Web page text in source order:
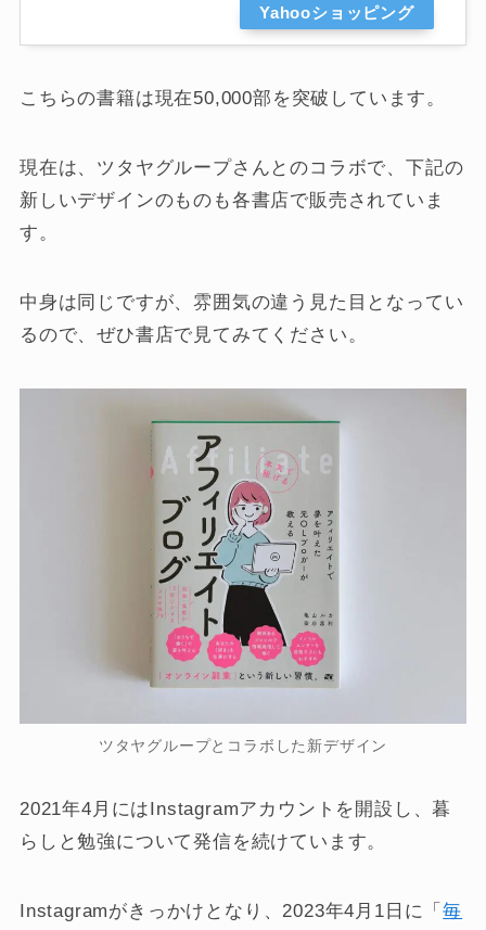
Yahooショッピング
こちらの書籍は現在50,000部を突破しています。
現在は、ツタヤグループさんとのコラボで、下記の
新しいデザインのものも各書店で販売されていま
す。
中身は同じですが、雰囲気の違う見た目となってい
るので、ぜひ書店で見てみてください。
ツタヤグループとコラボした新デザイン
2021年4月にはInstagramアカウントを開設し、暮
らしと勉強について発信を続けています。
Instagramがきっかけとなり、2023年4月1日に「毎